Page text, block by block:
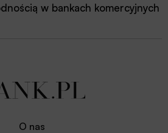
w bankach komercyjnych
O nas